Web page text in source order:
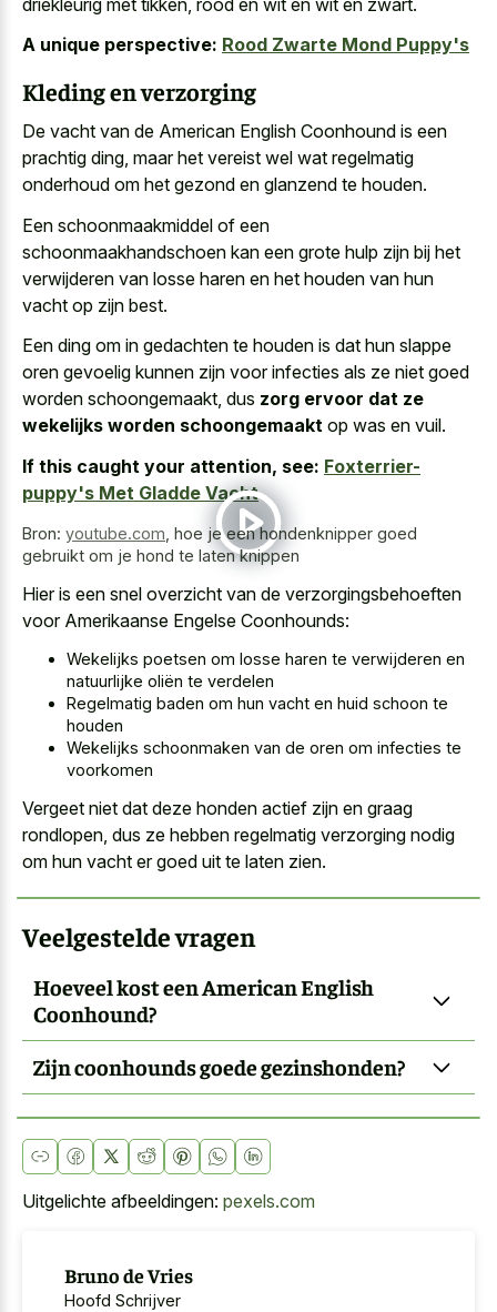
A unique perspective: Rood Zwarte Mond Puppy's
Kleding en verzorging
De vacht van de American English Coonhound is een
prachtig ding, maar het vereist wel wat regelmatig
onderhoud om het gezond en glanzend te houden.
Een schoonmaakmiddel of een
schoonmaakhandschoen kan een grote hulp zijn bij het
verwijderen van losse haren en het houden van hun
vacht op zijn best.
Een ding om in gedachten te houden is dat hun slappe
oren gevoelig kunnen zijn voor infecties als ze niet goed
worden schoongemaakt, dus zorg ervoor dat ze
wekelijks worden schoongemaakt op was en vuil.
If this caught your attention, see: Foxterrier-
puppy's Met Gladde Vacht
Bron: youtube.com hoe je een hondenknipper goed
gebruikt om je hond te laten knippen
Hier is een snel overzicht van de verzorgingsbehoeften
voor Amerikaanse Engelse Coonhounds:
Wekelijks poetsen om losse haren te verwijderen en
natuurlijke oliën te verdelen
Regelmatig baden om hun vacht en huid schoon te
houden
Wekelijks schoonmaken van de oren om infecties te
voorkomen
Vergeet niet dat deze honden actief zijn en graag
rondlopen, dus ze hebben regelmatig verzorging nodig
om hun vacht er goed uit te laten zien.
Veelgestelde vragen
Hoeveel kost een American English
Coonhound?
Zijn coonhounds goede gezinshonden?
Uitgelichte afbeeldingen: pexels.com
Bruno de Vries
Hoofd Schrijver